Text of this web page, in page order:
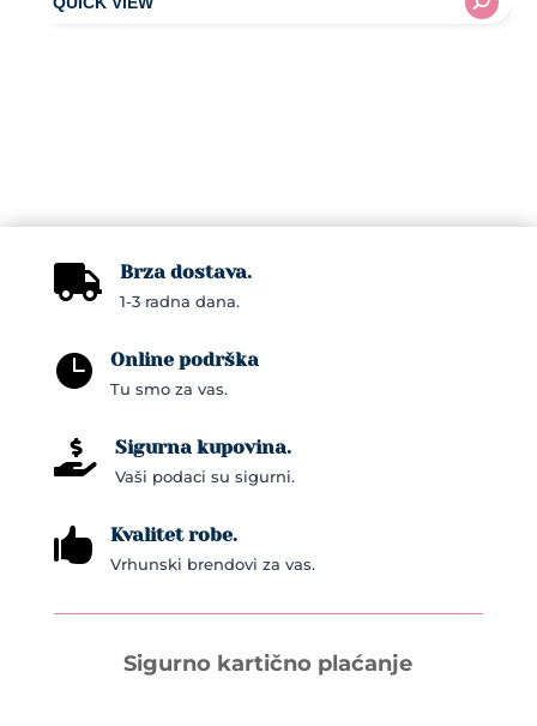
 Brza dostava.
1-3 radna dana.
 Online podrška
Tu smo za vas.
 Sigurna kupovina.
Vaši podaci su sigurni.
 Kvalitet robe.
Vrhunski brendovi za vas.
Sigurno kartično plaćanje